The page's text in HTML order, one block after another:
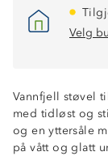
Velg
Vannfjell støvel
med tidløst og
og en yttersåle
på vått og glatt